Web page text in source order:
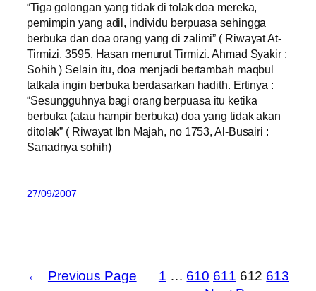
“Tiga golongan yang tidak di tolak doa mereka,
pemimpin yang adil, individu berpuasa sehingga
berbuka dan doa orang yang di zalimi” ( Riwayat At-
Tirmizi, 3595, Hasan menurut Tirmizi. Ahmad Syakir :
Sohih ) Selain itu, doa menjadi bertambah maqbul
tatkala ingin berbuka berdasarkan hadith. Ertinya :
“Sesungguhnya bagi orang berpuasa itu ketika
berbuka (atau hampir berbuka) doa yang tidak akan
ditolak” ( Riwayat Ibn Majah, no 1753, Al-Busairi :
Sanadnya sohih)
27/09/2007
← Previous Page 1 … 610 611 612 613